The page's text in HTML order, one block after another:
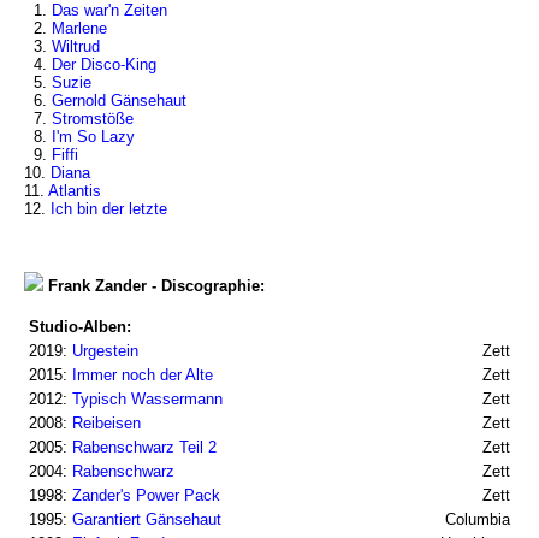
1. Das war'n Zeiten
2. Marlene
3. Wiltrud
4. Der Disco-King
5. Suzie
6. Gernold Gänsehaut
7. Stromstöße
8. I'm So Lazy
9. Fiffi
10. Diana
11. Atlantis
12. Ich bin der letzte
Frank Zander - Discographie:
Studio-Alben:
2019: Urgestein
Zett
2015: Immer noch der Alte
Zett
2012: Typisch Wassermann
Zett
2008: Reibeisen
Zett
2005: Rabenschwarz Teil 2
Zett
2004: Rabenschwarz
Zett
1998: Zander's Power Pack
Zett
1995: Garantiert Gänsehaut
Columbia